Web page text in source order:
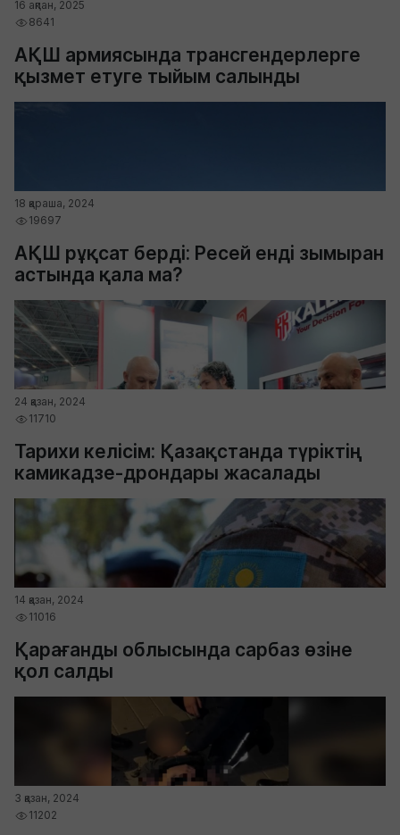
16 ақпан, 2025
8641
АҚШ армиясында трансгендерлерге
қызмет етуге тыйым салынды
18 қараша, 2024
19697
АҚШ рұқсат берді: Ресей енді зымыран
астында қала ма?
24 қазан, 2024
11710
Тарихи келісім: Қазақстанда түріктің
камикадзе-дрондары жасалады
14 қазан, 2024
11016
Қарағанды облысында сарбаз өзіне
қол салды
3 қазан, 2024
11202